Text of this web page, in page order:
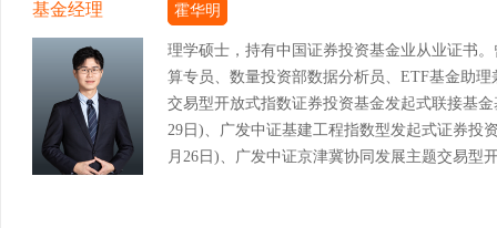
基金经理 霍华明
理学硕士，持有中国证券投资基金业从业证书
算专员、数量投资部数据分析员、ETF基金助
交易型开放式指数证券投资基金发起式联接基
29日)、广发中证基建工程指数型发起式证券投
月26日)、广发中证京津冀协同发展主题交易型